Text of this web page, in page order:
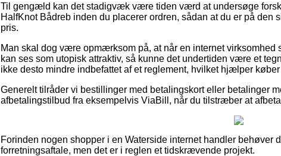
Til gengæld kan det stadigvæk være tiden værd at undersøge
HalfKnot Bådreb inden du placerer ordren, sådan at du er på den
pris.
Man skal dog være opmærksom på, at når en internet
kan ses som utopisk attraktiv, så kunne det undertiden være et
ikke desto mindre indbefattet af et reglement, hvilket hjælper
Generelt tilråder vi bestillinger med betalingskort eller betalinger
afbetalingstilbud fra eksempelvis ViaBill, når du tilstræber at
Forinden nogen shopper i en Waterside internet handler behøver
forretningsaftale, men det er i reglen et tidskrævende projekt.